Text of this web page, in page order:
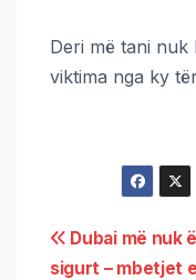
Deri më tani
viktima nga ky
Dubai më nuk
sigurt – mbetjet e